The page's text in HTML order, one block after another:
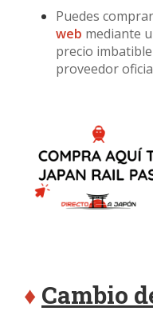
Puedes
web mediante
precio
proveedor
♦ Cambio